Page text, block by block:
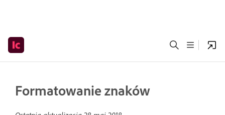
Formatowanie znaków